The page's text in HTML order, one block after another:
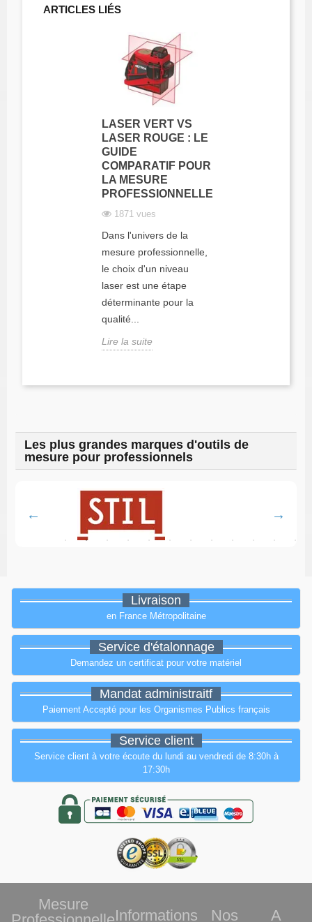
ARTICLES LIÉS
LASER VERT VS
LASER ROUGE : LE
GUIDE
COMPARATIF POUR
LA MESURE
PROFESSIONNELLE
1871 vues
Dans l'univers de la
mesure professionnelle,
le choix d'un niveau
laser est une étape
déterminante pour la
qualité...
Lire la suite
Les plus grandes marques d'outils de
mesure pour professionnels
Livraison
en France Métropolitaine
Service d'étalonnage
Demandez un certificat pour votre matériel
Mandat administraitf
Paiement Accepté pour les Organismes Publics français
Service client
Service client à votre écoute du lundi au vendredi de 8:30h à
17:30h
Mesure
Informations Nos A